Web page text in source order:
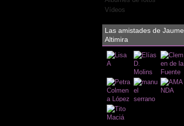
Vídeos
Las amistades de Jaume
Altimira